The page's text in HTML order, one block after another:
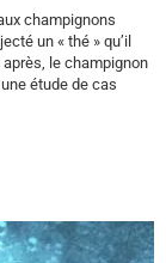
champignons
un « thé » qu’il
le champignon
étude de cas